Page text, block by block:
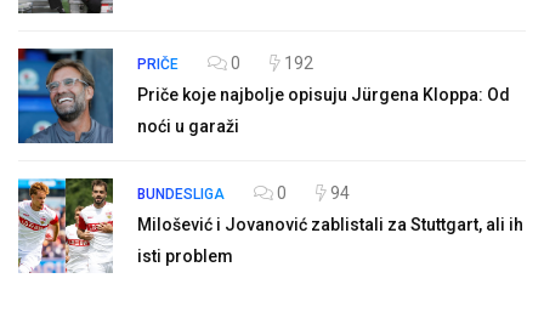
PRIČE 0
192
Priče koje najbolje opisuju Jürgena Kloppa: Od
noći u garaži
BUNDESLIGA 0
94
Milošević i Jovanović zablistali za Stuttgart, ali ih
isti problem